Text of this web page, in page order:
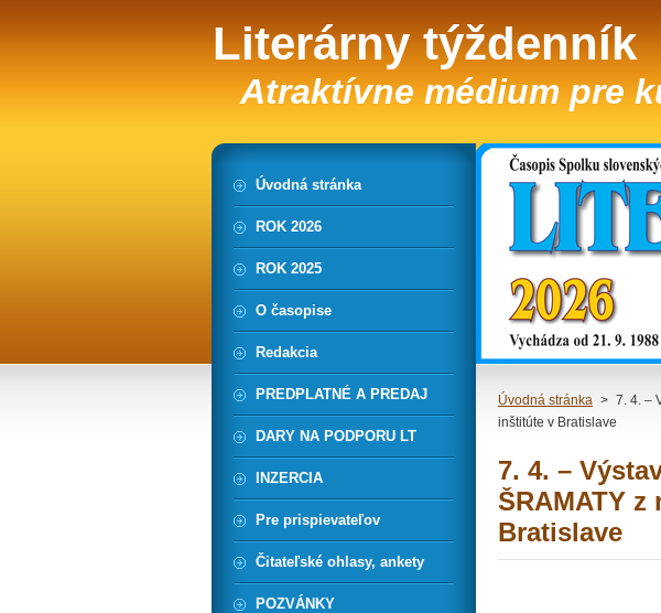
Literárny týždenník
Atraktívne médium pre
Úvodná stránka > 7. 4. –
inštitúte v Bratislave
7. 4. –
ŠRAMATY
Bratislave
Úvodná stránka
ROK 2026
ROK 2025
O časopise
Redakcia
PREDPLATNÉ A PREDAJ
DARY NA PODPORU LT
INZERCIA
Pre prispievateľov
Čitateľské ohlasy, ankety
POZVÁNKY